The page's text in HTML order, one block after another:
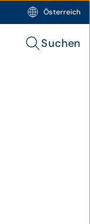
Österreich
Suchen